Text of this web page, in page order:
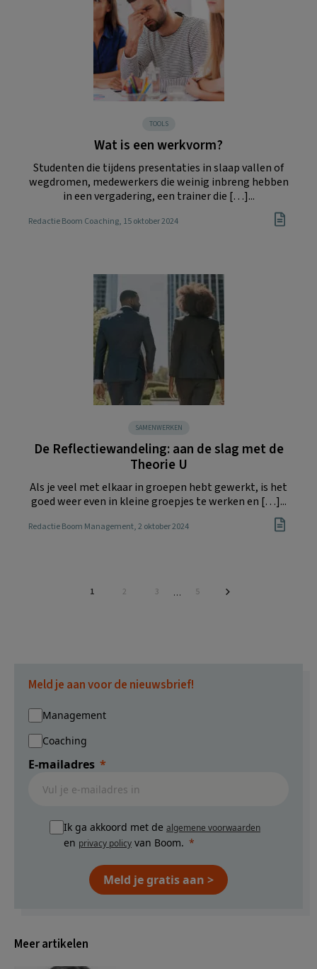
TOOLS
Wat is een werkvorm?
Studenten die tijdens presentaties in slaap vallen of
wegdromen, medewerkers die weinig inbreng hebben
in een vergadering, een trainer die […]...
Redactie Boom Coaching, 15 oktober 2024
SAMENWERKEN
De Reflectiewandeling: aan de slag met de
Theorie U
Als je veel met elkaar in groepen hebt gewerkt, is het
goed weer even in kleine groepjes te werken en […]...
Redactie Boom Management, 2 oktober 2024
Pagina
1 Pagina
2 Pagina
3
Interim
… Pagina
5
Meld je aan voor de nieuwsbrief!
Management
Coaching
E-mailadres
Ik ga akkoord met de algemene voorwaarden
en privacy policy van Boom.
Meld je gratis aan >
Meer artikelen